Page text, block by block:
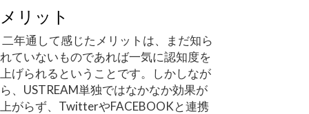
メリット
二年通して感じたメリットは、まだ知ら
れていないものであれば一気に認知度を
上げられるということです。しかしなが
ら、USTREAM単独ではなかなか効果が
上がらず、TwitterやFACEBOOKと連携